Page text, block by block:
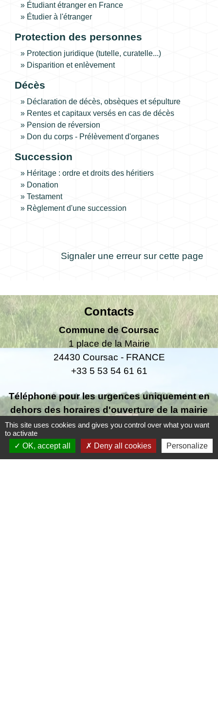
Étudiant étranger en France
Étudier à l'étranger
Protection des personnes
Protection juridique (tutelle, curatelle...)
Disparition et enlèvement
Décès
Déclaration de décès, obsèques et sépulture
Rentes et capitaux versés en cas de décès
Pension de réversion
Don du corps - Prélèvement d'organes
Succession
Héritage : ordre et droits des héritiers
Donation
Testament
Règlement d'une succession
Signaler une erreur sur cette page
Contacts
Commune de Coursac
1 place de la Mairie
24430 Coursac - FRANCE
+33 5 53 54 61 61
Téléphone pour les urgences uniquement en
dehors des horaires d'ouverture de la mairie
06.25.42.48.37
This site uses cookies and gives you control over what you want
to activate
OK, accept all
Deny all cookies Personalize